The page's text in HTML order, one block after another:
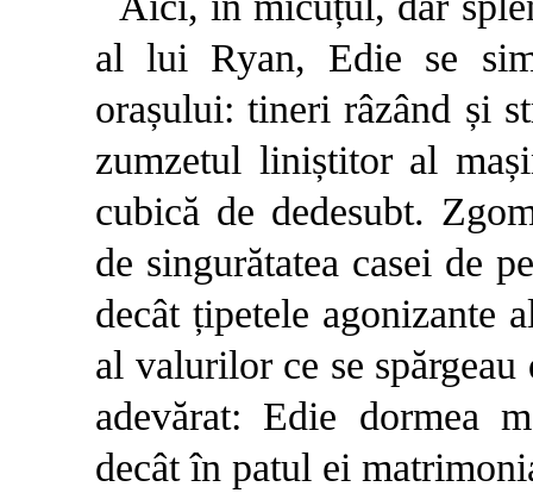
al lui Ryan, Edie se
orașului: tineri râzând și
zumzetul liniștitor al
cubică de dedesubt.
de singurătatea casei de
decât țipetele agonizante
al valurilor ce se
adevărat: Edie dormea
decât în patul ei